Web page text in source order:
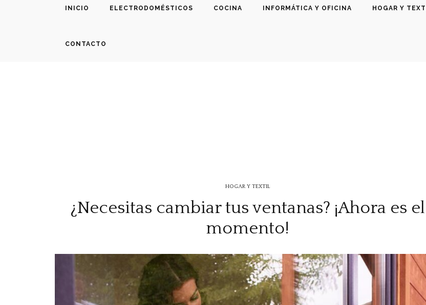
INICIO ELECTRODOMÉSTICOS COCINA INFORMÁTICA Y OFICINA HOGAR Y
CONTACTO
HOGAR Y TEXTIL
¿Necesitas cambiar tus ventanas? ¡Ahora es el
momento!